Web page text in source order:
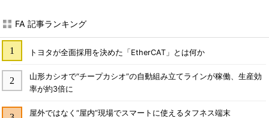
FA 記事ランキング
トヨタが全面採用を決めた「EtherCAT」とは何か
山形カシオで“チープカシオ”の自動組み立てラインが稼働、生産効
率が約3倍に
屋外ではなく“屋内”現場でスマートに使えるタフネス端末